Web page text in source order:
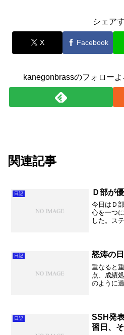
シェア
X Facebook
kanegonbrassのフォロー
関連記事
日記 Ｄ部が
今日はＤ
心を一つ
した。ス
で入賞す
日記 怒涛の日
重なると
点、成績
のように
さまが長
日記
SSH発
習日、